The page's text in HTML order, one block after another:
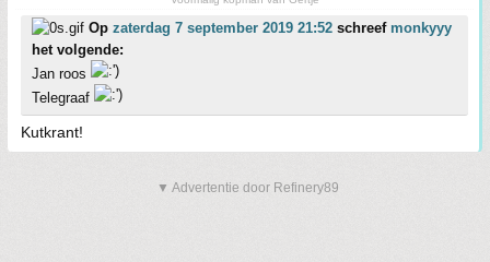
Op zaterdag 7 september 2019 21:52 schreef monkyyy
het volgende:
Jan roos
Telegraaf
Kutkrant!
▼ Advertentie door Refinery89